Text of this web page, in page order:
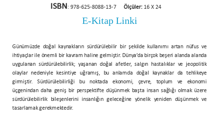
ISBN: 978-625-8088-13-7 Ölçüler: 16 X 24
E-Kitap Linki
Günümüzde doğal kaynakların sürdürülebilir bir şekilde kullanımı artan nüfus ve
ihtiyaçlar ile önemli bir kavram haline gelmiştir. Dünya’da birçok beşeri alanda alanda
uygulanan sürdürülebilirlik; yaşanan doğal afetler, salgın hastalıklar ve jeopolitik
olaylar nedeniyle kesintiye uğramış, bu anlamda doğal kaynaklar da tehlikeye
girmiştir. Sürdürülebilirliği bu noktada ekonomi, çevre, toplum ve ekonomi
üçgenindan daha geniş bir perspektifte düşünmek başta insan sağlığı olmak üzere
sürdürülebilirlik bileşenlerini insanlığın geleceğine yönelik yeniden düşünmek ve
tasarlamak gerekmektedir.